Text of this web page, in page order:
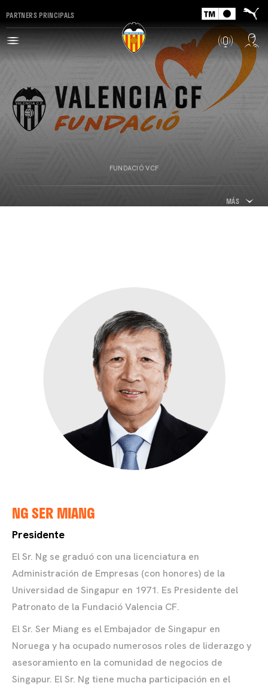
PARTNERS PRINCIPALS
FUNDACIÓ VCF
MÁS
NG SER MIANG
Presidente
El Sr. Ng se graduó con una licenciatura en
Administración de Empresas (con honores) de la
Universidad de Singapur en 1971. Es Presidente del
Patronato de la Fundació Valencia CF.
El Sr. Ser Miang es el Embajador de Singapur en
Noruega y ha ocupado numerosos roles de liderazgo y
asesoramiento en la comunidad de negocios de
Singapur. El Sr. Ng tiene mucha participación en el